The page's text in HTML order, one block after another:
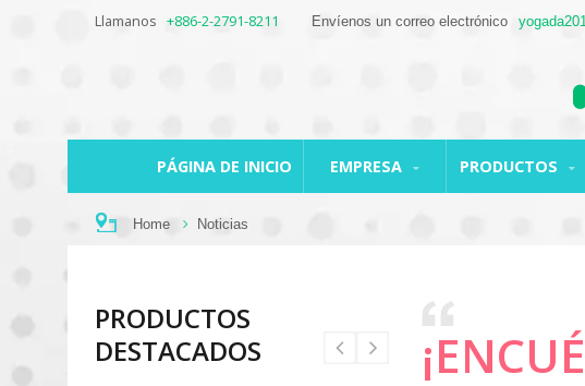
Llamanos +886-2-2791-8211 Envíenos un correo electrónico
PÁGINA DE INICIO EMPRESA PRODUCTOS
Home Noticias
PRODUCTOS
DESTACADOS